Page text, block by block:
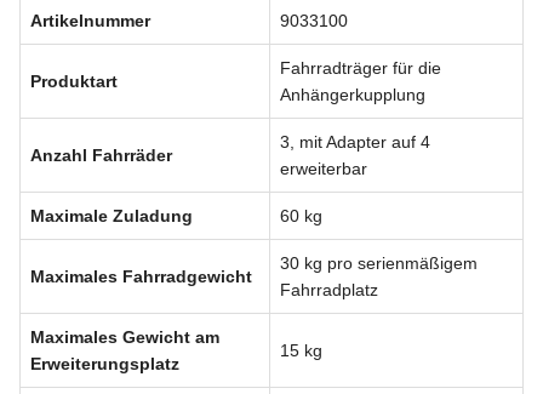
Artikelnummer 9033100
Produktart
Fahrradträger für die
Anhängerkupplung
Anzahl Fahrräder
3, mit Adapter auf 4
erweiterbar
Maximale Zuladung 60 kg
Maximales Fahrradgewicht
30 kg pro serienmäßigem
Fahrradplatz
Maximales Gewicht am
Erweiterungsplatz
15 kg